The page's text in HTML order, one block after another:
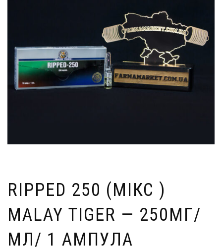
RIPPED 250 (МІКС )
MALAY TIGER — 250МГ/
МЛ/ 1 АМПУЛА